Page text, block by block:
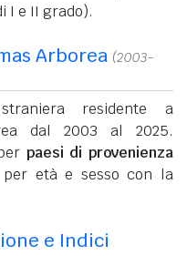
I e II grado).
Arborea (2003-
residente a
dal 2003 al 2025.
paesi di provenienza
età e sesso con la
e Indici